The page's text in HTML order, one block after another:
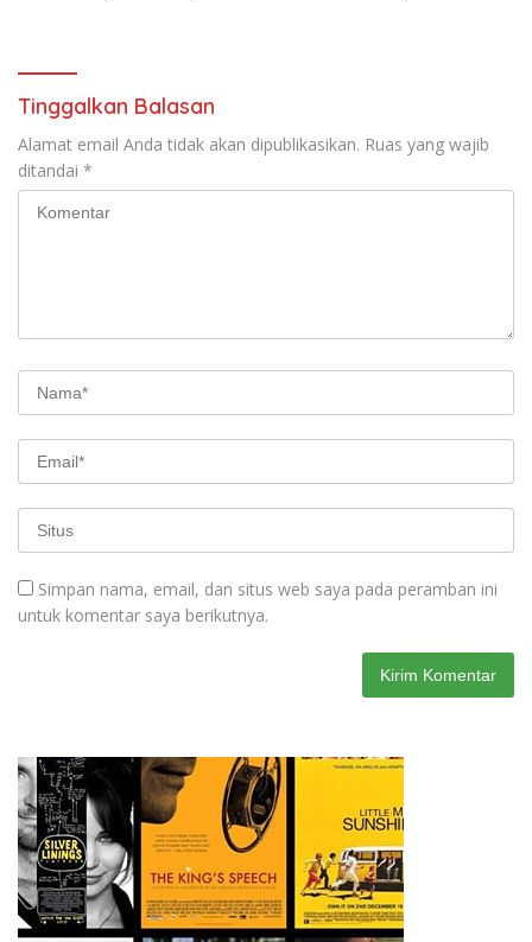
Tinggalkan Balasan
Alamat email Anda tidak akan dipublikasikan. Ruas yang wajib
ditandai *
Simpan nama, email, dan situs web saya pada peramban ini
untuk komentar saya berikutnya.